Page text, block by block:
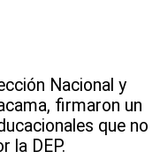
Nacional y
firmaron un
que no
la DEP.